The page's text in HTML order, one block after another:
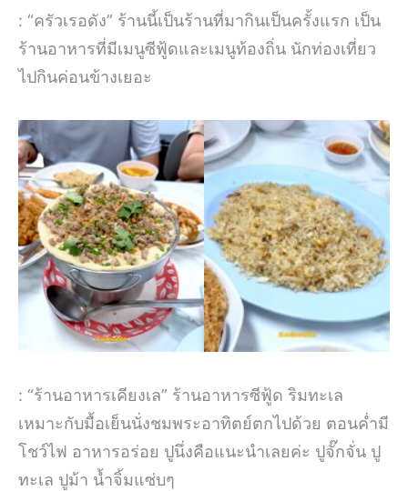
: “ครัวเรอดัง” ร้านนี้เป็นร้านที่มากินเป็นครั้งแรก เป็น
ร้านอาหารที่มีเมนูซีฟู้ดและเมนูท้องถิ่น นักท่องเที่ยว
ไปกินค่อนข้างเยอะ
: “ร้านอาหารเคียงเล” ร้านอาหารซีฟู้ด ริมทะเล
เหมาะกับมื้อเย็นนั่งชมพระอาทิตย์ตกไปด้วย ตอนค่ำมี
โชว์ไฟ อาหารอร่อย ปูนึ่งคือแนะนำเลยค่ะ ปูจั๊กจั่น ปู
ทะเล ปูม้า น้ำจิ้มแซ่บๆ